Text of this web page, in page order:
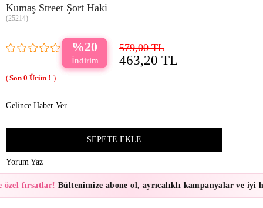
Kumaş Street Şort Haki
(25214)
20 579,00 TL
463,20 TL
0
Gelince Haber Ver
Yorum Yaz
özel fırsatlar!Bültenimize abone ol, ayrıcalıklı kampanyalar ve iyi